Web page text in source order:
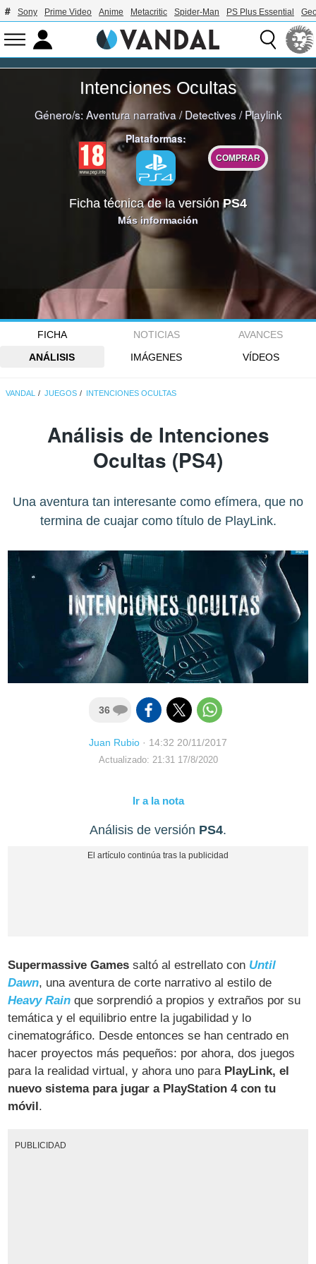
Sony Prime Video Anime Metacritic Spider-Man PS Plus Essential
Intenciones Ocultas
Género/s:Aventura narrativa/Detectives/Playlink
Plataformas:
COMPRAR
Ficha técnica de la versiónPS4
Más información
FICHA NOTICIAS
AVANCES
ANÁLISIS
IMÁGENES VÍDEOS
VANDAL JUEGOS INTENCIONES OCULTAS
Análisis de Intenciones
Ocultas (PS4)
Una aventura tan interesante como efímera, que no
termina de cuajar como título de PlayLink.
36
Juan Rubio · 14:32 20/11/2017
Actualizado: 21:31 17/8/2020
Ir a la nota
Análisis de versión PS4.
Supermassive Games saltó al estrellato con Until
Dawn, una aventura de corte narrativo al estilo de
Heavy Rain que sorprendió a propios y extraños por su
temática y el equilibrio entre la jugabilidad y lo
cinematográfico. Desde entonces se han centrado en
hacer proyectos más pequeños: por ahora, dos juegos
para la realidad virtual, y ahora uno para PlayLink, el
nuevo sistema para jugar a PlayStation 4 con tu
móvil .
PUBLICIDAD